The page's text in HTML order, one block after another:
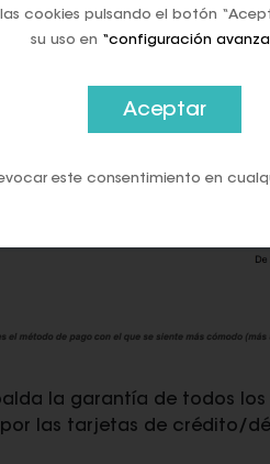
la garantía de todos
las tarjetas de crédito/
cookies pulsando el botón
su uso en “configuración
Aceptar
este consentimiento en